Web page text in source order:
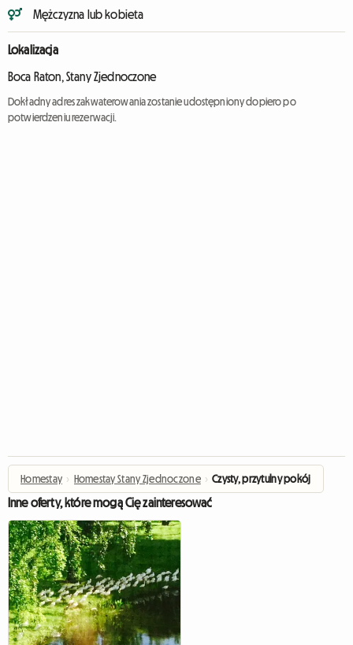
Mężczyzna lub kobieta
Lokalizacja
Boca Raton, Stany Zjednoczone
Dokładny adres zakwaterowania zostanie udostępniony dopiero po
potwierdzeniu rezerwacji.
Homestay › Homestay Stany Zjednoczone › Czysty, przytulny pokój
Inne oferty, które mogą Cię zainteresować